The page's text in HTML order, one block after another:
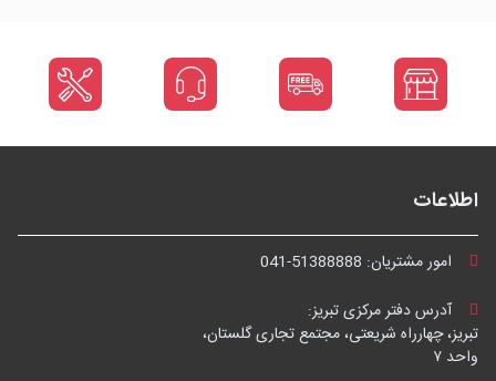
اطلاعات
امور مشتریان: 041-51388888
آدرس دفتر مرکزی تبریز:
تبریز، چهارراه شریعتی، مجتمع تجاری گلستان،
واحد ۷